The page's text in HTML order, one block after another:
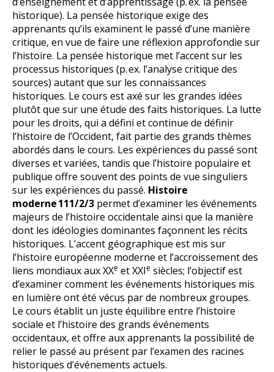
historique). La pensée historique exige des
apprenants qu’ils examinent le passé d’une manière
critique, en vue de faire une réflexion approfondie sur
l’histoire. La pensée historique met l’accent sur les
processus historiques (p. ex. l’analyse critique des
sources) autant que sur les connaissances
historiques. Le cours est axé sur les grandes idées
plutôt que sur une étude des faits historiques. La lutte
pour les droits, qui a défini et continue de définir
l’histoire de l’Occident, fait partie des grands thèmes
abordés dans le cours. Les expériences du passé sont
diverses et variées, tandis que l’histoire populaire et
publique offre souvent des points de vue singuliers
sur les expériences du passé. Histoire
moderne111/2/3 permet d’examiner les événements
majeurs de l’histoire occidentale ainsi que la manière
dont les idéologies dominantes façonnent les récits
historiques. L’accent géographique est mis sur
l’histoire européenne moderne et l’accroissement des
liens mondiaux aux XXe et XXIe siècles; l’objectif est
d’examiner comment les événements historiques mis
en lumière ont été vécus par de nombreux groupes.
Le cours établit un juste équilibre entre l’histoire
sociale et l’histoire des grands événements
occidentaux, et offre aux apprenants la possibilité de
relier le passé au présent par l’examen des racines
historiques d’événements actuels.